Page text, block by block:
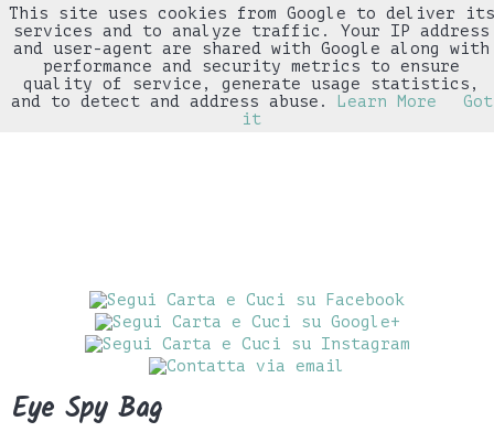
▼
Eye Spy Bag
This site uses cookies from Google to deliver its
services and to analyze traffic. Your IP address
and user-agent are shared with Google along with
performance and security metrics to ensure
quality of service, generate usage statistics,
and to detect and address abuse.
Learn More
Got
it